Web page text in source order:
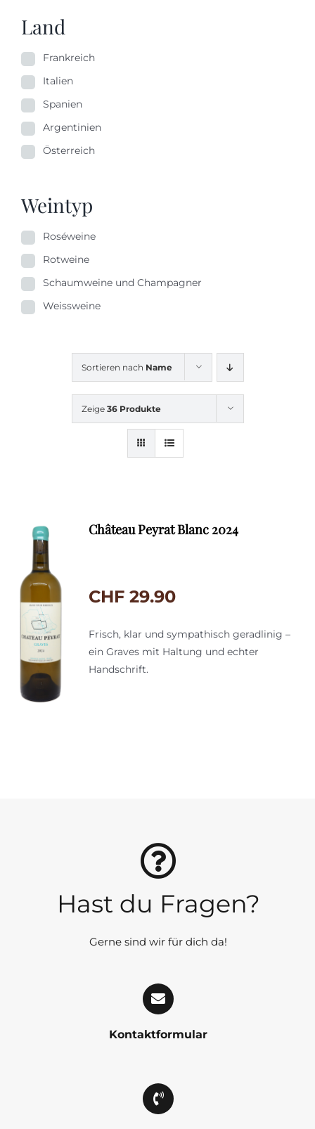
Sortieren nach Name
Zeige 36 Produkte
Château Peyrat Blanc 2024
CHF 29.90
Frisch, klar und sympathisch geradlinig –
ein Graves mit Haltung und echter
Handschrift.
Land
Frankreich
Italien
Spanien
Argentinien
Österreich
Weintyp
Roséweine
Rotweine
Schaumweine und Champagner
Weissweine
Hast du Fragen?
Gerne sind wir für dich da!
Kontaktformular